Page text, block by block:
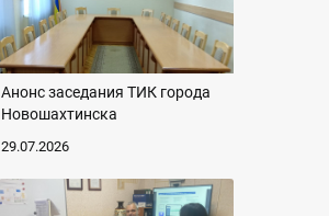
Анонс заседания ТИК города
Новошахтинска
29.07.2026